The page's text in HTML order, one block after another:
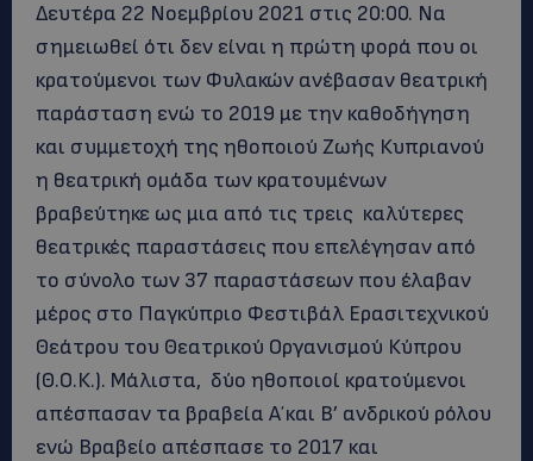
Δευτέρα 22 Νοεμβρίου 2021 στις 20:00. Να
σημειωθεί ότι δεν είναι η πρώτη φορά που οι
κρατούμενοι των Φυλακών ανέβασαν θεατρική
παράσταση ενώ το 2019 με την καθοδήγηση
και συμμετοχή της ηθοποιού Ζωής Κυπριανού
η θεατρική ομάδα των κρατουμένων
βραβεύτηκε ως μια από τις τρεις καλύτερες
θεατρικές παραστάσεις που επελέγησαν από
το σύνολο των 37 παραστάσεων που έλαβαν
μέρος στο Παγκύπριο Φεστιβάλ Ερασιτεχνικού
Θεάτρου του Θεατρικού Οργανισμού Κύπρου
(Θ.Ο.Κ.). Μάλιστα, δύο ηθοποιοί κρατούμενοι
απέσπασαν τα βραβεία Α΄ και Β’ ανδρικού ρόλου
ενώ Βραβείο απέσπασε το 2017 και